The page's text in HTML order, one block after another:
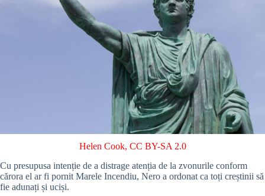
Helen Cook, CC BY-SA 2.0
Cu presupusa intenție de a distrage atenția de la zvonurile conform
cărora el ar fi pornit Marele Incendiu, Nero a ordonat ca toți creștinii să
fie adunați și uciși.